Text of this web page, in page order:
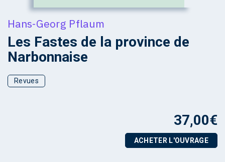
Hans-Georg Pflaum
Les Fastes de la province de
Narbonnaise
Revues
37,00€
ACHETER L'OUVRAGE